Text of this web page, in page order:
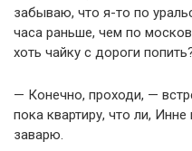
забываю, что я-то по
часа раньше, чем по
хоть чайку с дороги
— Конечно, проходи, —
пока квартиру, что ли,
заварю.